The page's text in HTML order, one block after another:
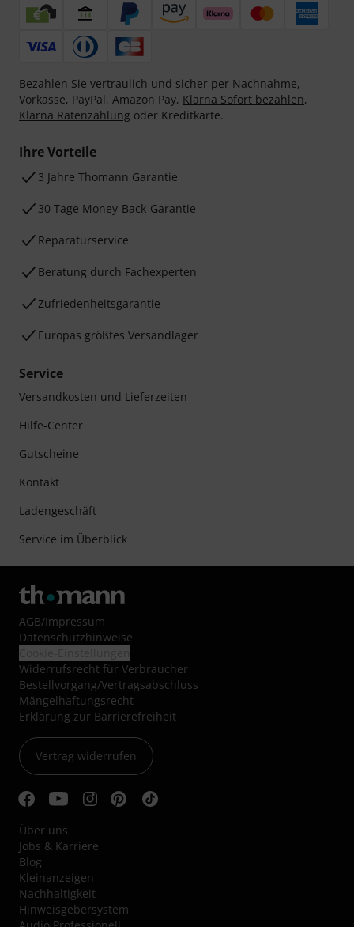
Bezahlen Sie vertraulich und sicher per Nachnahme,
Vorkasse, PayPal, Amazon Pay, Klarna Sofort bezahlen,
Klarna Ratenzahlung oder Kreditkarte.
Ihre Vorteile
3 Jahre Thomann Garantie
30 Tage Money-Back-Garantie
Reparaturservice
Beratung durch Fachexperten
Zufriedenheitsgarantie
Europas größtes Versandlager
Service
Versandkosten und Lieferzeiten
Hilfe-Center
Gutscheine
Kontakt
Ladengeschäft
Service im Überblick
AGB/Impressum
Datenschutzhinweise
Widerrufsrecht für Verbraucher
Bestellvorgang/Vertragsabschluss
Mängelhaftungsrecht
Erklärung zur Barrierefreiheit
Vertrag widerrufen
Über uns
Jobs & Karriere
Blog
Kleinanzeigen
Nachhaltigkeit
Hinweisgebersystem